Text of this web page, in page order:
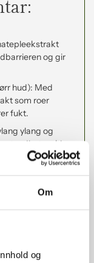
Om
og
og gir
hud): Med
som roer
fukt.
ylang og
rødhet og kløe
på